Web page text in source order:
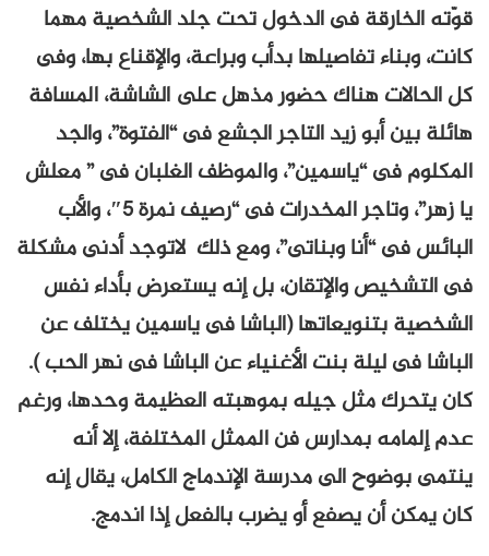
قوّته الخارقة فى الدخول تحت جلد الشخصية مهما
كانت، وبناء تفاصيلها بدأب وبراعة، والإقناع بها، وفى
كل الحالات هناك حضور مذهل على الشاشة، المسافة
هائلة بين أبو زيد التاجر الجشع فى “الفتوة”، والجد
المكلوم فى “ياسمين”، والموظف الغلبان فى ” معلش
يا زهر”، وتاجر المخدرات فى “رصيف نمرة 5″، والأب
البائس فى “أنا وبناتى”، ومع ذلك لاتوجد أدنى مشكلة
فى التشخيص والإتقان، بل إنه يستعرض بأداء نفس
الشخصية بتنويعاتها (الباشا فى ياسمين يختلف عن
الباشا فى ليلة بنت الأغنياء عن الباشا فى نهر الحب ).
كان يتحرك مثل جيله بموهبته العظيمة وحدها، ورغم
عدم إلمامه بمدارس فن الممثل المختلفة، إلا أنه
ينتمى بوضوح الى مدرسة الإندماج الكامل، يقال إنه
كان يمكن أن يصفع أو يضرب بالفعل إذا اندمج.